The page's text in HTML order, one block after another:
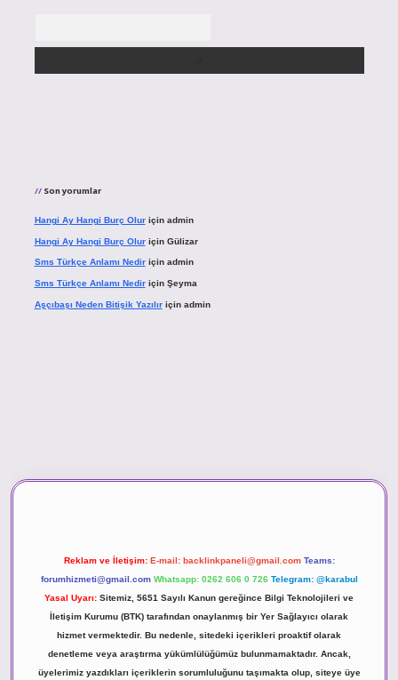
Son yorumlar
Hangi Ay Hangi Burç Oluriçin admin
Hangi Ay Hangi Burç Oluriçin Gülizar
Sms Türkçe Anlamı Nediriçin admin
Sms Türkçe Anlamı Nediriçin Şeyma
Aşçıbaşı Neden Bitişik Yazılıriçin admin
Reklam ve İletişim: E-mail: backlinkpaneli@gmail.com Teams:
forumhizmeti@gmail.com Whatsapp: 0262 606 0 726 Telegram: @karabul
Yasal Uyarı: Sitemiz, 5651 Sayılı Kanun gereğince Bilgi Teknolojileri ve
İletişim Kurumu (BTK) tarafından onaylanmış bir Yer Sağlayıcı olarak
hizmet vermektedir. Bu nedenle, sitedeki içerikleri proaktif olarak
denetleme veya araştırma yükümlülüğümüz bulunmamaktadır. Ancak,
üyelerimiz yazdıkları içeriklerin sorumluluğunu taşımakta olup, siteye üye